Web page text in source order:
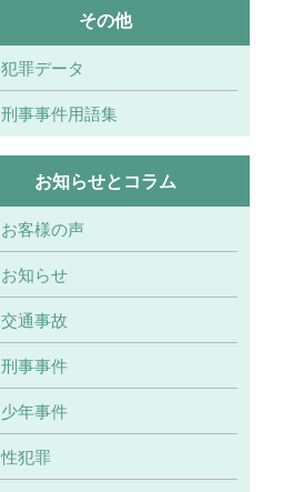
その他
犯罪データ
刑事事件用語集
お知らせとコラム
お客様の声
お知らせ
交通事故
刑事事件
少年事件
性犯罪